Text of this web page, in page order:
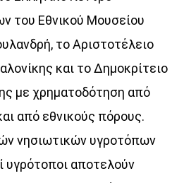
του Εθνικού Μουσείου
το Αριστοτέλειο
και το Δημοκρίτειο
με χρηματοδότηση από
από εθνικούς πόρους.
νησιωτικών υγροτόπων
υγρότοποι αποτελούν